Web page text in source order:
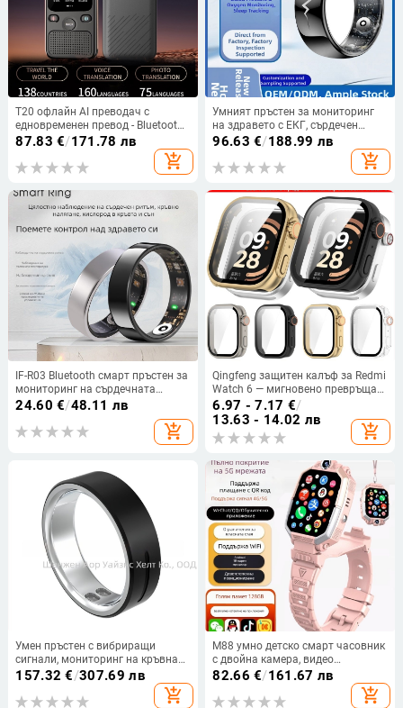
T20 офлайн AI преводач с
едновременен превод - Bluetooth,
Android OS, обхват до 10 м
87.83 €/171.78 лв
add_shopping_cart
Умният пръстен за мониторинг
на здравето с ЕКГ, сърдечен
ритъм, кислород в кръвта,
следене на съня и Bluetooth
96.63 €/188.99 лв
add_shopping_cart
IF-R03 Bluetooth смарт пръстен за
мониторинг на сърдечната
честота, настроението, кислород
24.60 €/48.11 лв
add_shopping_cart
Qingfeng защитен калъф за Redmi
Watch 6 — мигновено превръща
часовника в Apple Ultra
интегриран калъф
6.97 - 7.17 €/
13.63 - 14.02 лв
add_shopping_cart
Умен пръстен с вибриращи
сигнали, мониторинг на кръвната
захар, сърдечен ритъм и
кислород в кръвта, мониторинг
на стреса, здравословен сън,
157.32 €/307.69 лв
add_shopping_cart
M88 умно детско смарт часовник
с двойна камера, видео
повикване, позициониране,
водоустойчив, слот за SIM карта
82.66 €/161.67 лв
add_shopping_cart